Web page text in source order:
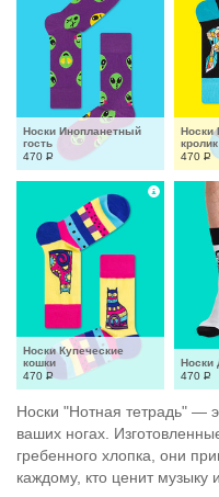
Носки Инопланетный
гость
470 Р
Носки
кролик
470 Р
Носки Купеческие
кошки
470 Р
Носки
470 Р
Носки "Нотная тетрадь" —
ваших ногах.
гребенного хлопка, они
каждому, кто ценит музыку